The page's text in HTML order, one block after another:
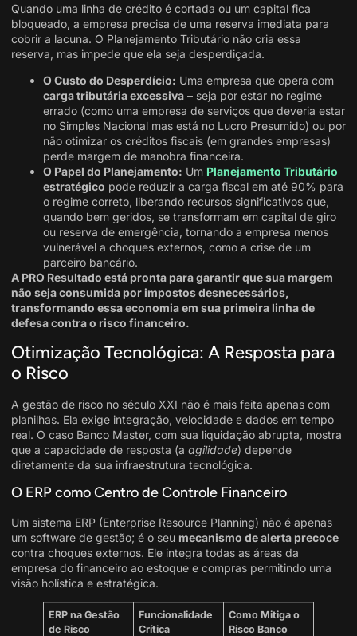
Quando uma linha de crédito é cortada ou um capital fica
bloqueado, a empresa precisa de uma reserva imediata para
cobrir a lacuna. O Planejamento Tributário não cria essa
reserva, mas impede que ela seja desperdiçada.
O Custo do Desperdício: Uma empresa que opera com
carga tributária excessiva – seja por estar no regime
errado (como uma empresa de serviços que deveria estar
no Simples Nacional mas está no Lucro Presumido) ou por
não otimizar os créditos fiscais (em grandes empresas)
perde margem de manobra financeira.
O Papel do Planejamento: Um Planejamento Tributário
estratégico pode reduzir a carga fiscal em até 90% para
o regime correto, liberando recursos significativos que,
quando bem geridos, se transformam em capital de giro
ou reserva de emergência, tornando a empresa menos
vulnerável a choques externos, como a crise de um
parceiro bancário.
A PRO Resultado está pronta para garantir que sua margem
não seja consumida por impostos desnecessários,
transformando essa economia em sua primeira linha de
defesa contra o risco financeiro.
Otimização Tecnológica: A Resposta para
o Risco
A gestão de risco no século XXI não é mais feita apenas com
planilhas. Ela exige integração, velocidade e dados em tempo
real. O caso Banco Master, com sua liquidação abrupta, mostra
que a capacidade de resposta (a agilidade) depende
diretamente da sua infraestrutura tecnológica.
O ERP como Centro de Controle Financeiro
Um sistema ERP (Enterprise Resource Planning) não é apenas
um software de gestão; é o seu mecanismo de alerta precoce
contra choques externos. Ele integra todas as áreas da
empresa do financeiro ao estoque e compras permitindo uma
visão holística e estratégica.
ERP na Gestão
de Risco
Funcionalidade
Crítica
Como Mitiga o
Risco Banco